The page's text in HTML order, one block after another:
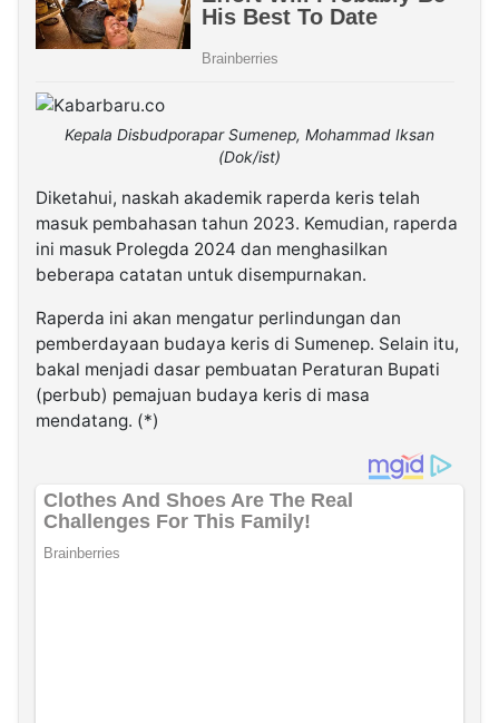
Kepala Disbudporapar Sumenep, Mohammad Iksan
(Dok/ist)
Diketahui, naskah akademik raperda keris telah
masuk pembahasan tahun 2023. Kemudian, raperda
ini masuk Prolegda 2024 dan menghasilkan
beberapa catatan untuk disempurnakan.
Raperda ini akan mengatur perlindungan dan
pemberdayaan budaya keris di Sumenep. Selain itu,
bakal menjadi dasar pembuatan Peraturan Bupati
(perbub) pemajuan budaya keris di masa
mendatang. (*)